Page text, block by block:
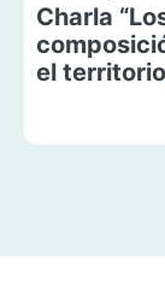
Charla
el